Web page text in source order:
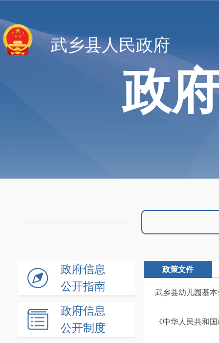
武乡县人民政府
政
政府信息
公开指南
政府信息
公开制度
政策文件
武乡县幼儿园基
《中华人民共和